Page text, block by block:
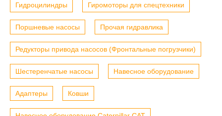
Гидроцилиндры Гиромоторы для спецтехники
Поршневые насосы Прочая гидравлика
Редукторы привода насосов (Фронтальные погрузчики)
Шестеренчатые насосы Навесное оборудование
Адаптеры Ковши